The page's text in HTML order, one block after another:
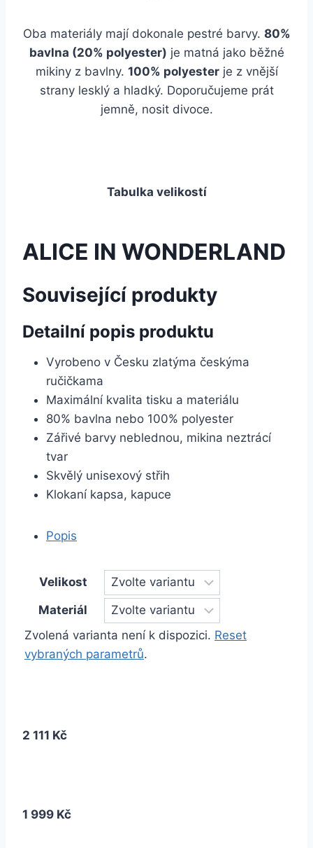
Oba materiály mají dokonale pestré barvy. 80%
bavlna (20% polyester) je matná jako běžné
mikiny z bavlny. 100% polyesterje z vnější
strany lesklý a hladký. Doporučujeme prát
jemně, nosit divoce.
Tabulka velikostí
ALICE IN WONDERLAND
Související produkty
Detailní popis produktu
Vyrobeno v Česku zlatýma českýma
ručičkama
Maximální kvalita tisku a materiálu
80% bavlna nebo 100% polyester
Zářivé barvy neblednou, mikina neztrácí
tvar
Skvělý unisexový střih
Klokaní kapsa, kapuce
Popis
Velikost
Materiál
Zvolená varianta není k dispozici. Reset
vybraných parametrů.
2 111 Kč
1 999 Kč